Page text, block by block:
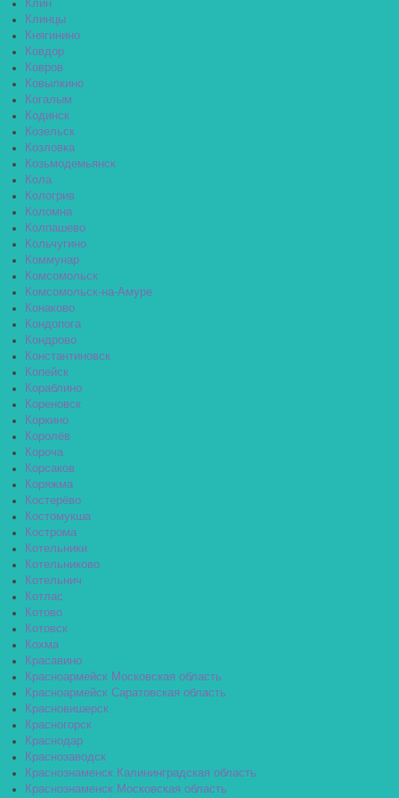
Клин
Клинцы
Княгинино
Ковдор
Ковров
Ковылкино
Когалым
Кодинск
Козельск
Козловка
Козьмодемьянск
Кола
Кологрив
Коломна
Колпашево
Кольчугино
Коммунар
Комсомольск
Комсомольск-на-Амуре
Конаково
Кондопога
Кондрово
Константиновск
Копейск
Кораблино
Кореновск
Коркино
Королёв
Короча
Корсаков
Коряжма
Костерёво
Костомукша
Кострома
Котельники
Котельниково
Котельнич
Котлас
Котово
Котовск
Кохма
Красавино
Красноармейск Московская область
Красноармейск Саратовская область
Красновишерск
Красногорск
Краснодар
Краснозаводск
Краснознаменск Калининградская область
Краснознаменск Московская область